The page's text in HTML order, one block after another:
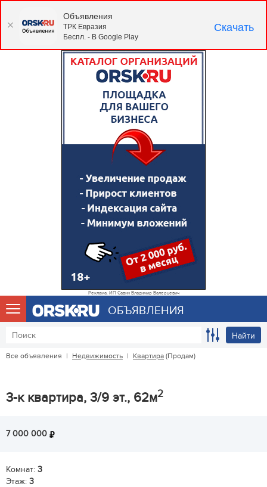
Реклама. ИП Савин Владимир Валерьевич
ОБЪЯВЛЕНИЯ
Найти
Все объявления | Недвижимость | Квартира (Продам)
3-к квартира, 3/9 эт., 62м2
7 000 000
Комнат: 3
Этаж: 3
Объявления
ТРК Евразия
Беспл. - В Google Play
Скачать